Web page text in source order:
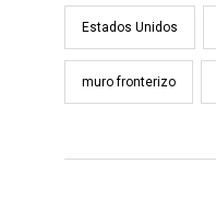
Estados Unidos
muro fronterizo